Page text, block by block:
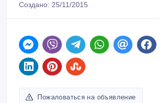
Создано: 25/11/2015
Пожаловаться на объявление